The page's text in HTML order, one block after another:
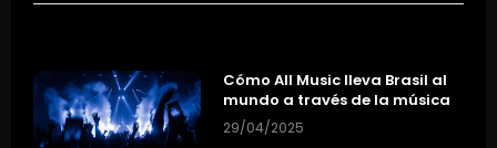
Cómo All Music lleva Brasil al
mundo a través de la música
29/04/2025